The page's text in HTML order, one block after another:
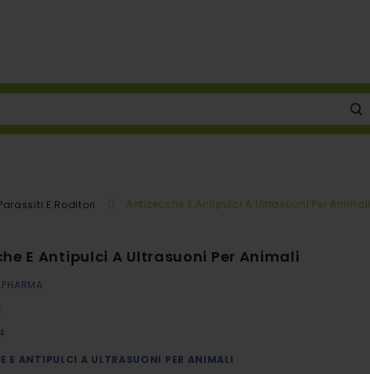
E Roditori Antizecche E Antipulci A Ultrasuoni Per Animali
E Antipulci A Ultrasuoni Per Animali
E ANTIPULCI A ULTRASUONI PER ANIMALI